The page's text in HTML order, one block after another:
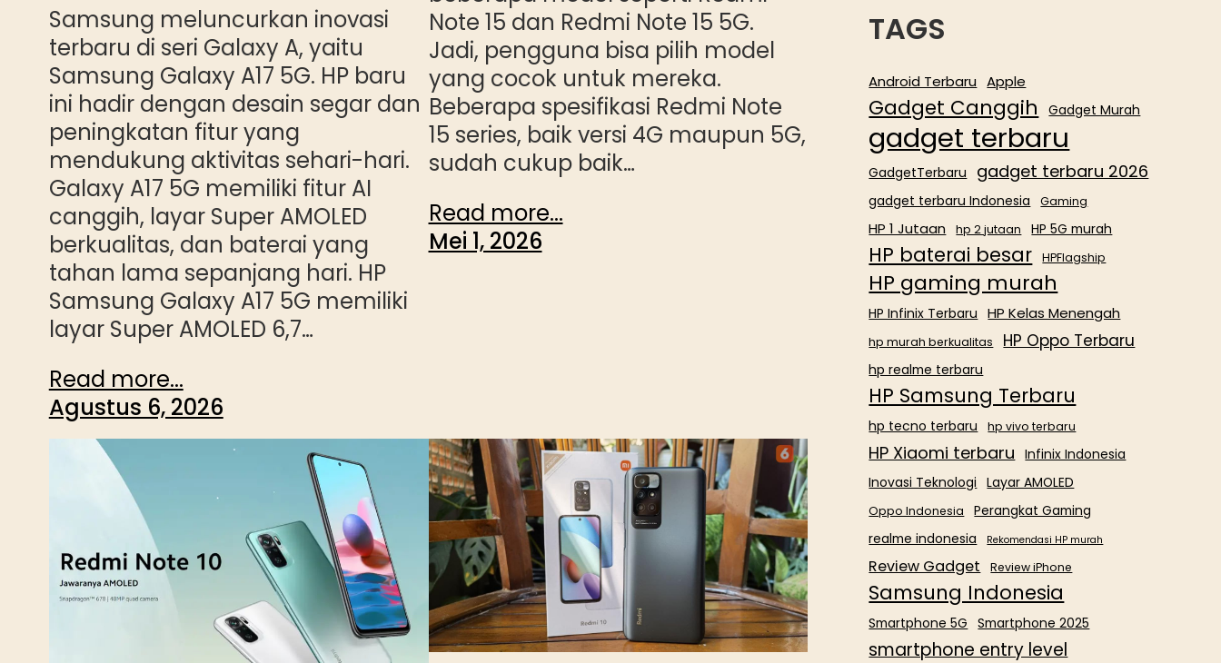
Samsung meluncurkan inovasi
terbaru di seri Galaxy A, yaitu
Samsung Galaxy A17 5G. HP baru
ini hadir dengan desain segar dan
peningkatan fitur yang
mendukung aktivitas sehari-hari.
Galaxy A17 5G memiliki fitur AI
canggih, layar Super AMOLED
berkualitas, dan baterai yang
tahan lama sepanjang hari. HP
Samsung Galaxy A17 5G memiliki
layar Super AMOLED 6,7…
Read more...
Agustus 6, 2026
Note 15 dan Redmi Note 15 5G.
Jadi, pengguna bisa pilih model
yang cocok untuk mereka.
Beberapa spesifikasi Redmi Note
15 series, baik versi 4G maupun 5G,
sudah cukup baik…
Read more...
Mei 1, 2026
TAGS
Android Terbaru Apple
Gadget Canggih Gadget Murah
gadget terbaru
GadgetTerbaru gadget terbaru 2026
gadget terbaru Indonesia Gaming
HP 1 Jutaan hp 2 jutaan HP 5G murah
HP baterai besar HPFlagship
HP gaming murah
HP Infinix Terbaru HP Kelas Menengah
hp murah berkualitas HP Oppo Terbaru
hp realme terbaru
HP Samsung Terbaru
hp tecno terbaru hp vivo terbaru
HP Xiaomi terbaru
Infinix Indonesia
Inovasi Teknologi
Layar AMOLED
Oppo Indonesia
Perangkat Gaming
realme indonesia
Rekomendasi HP murah
Review Gadget Review iPhone
Samsung Indonesia
Smartphone 5G Smartphone 2025
smartphone entry level